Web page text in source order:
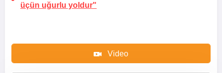
üçün uğurlu yoldur"
Video